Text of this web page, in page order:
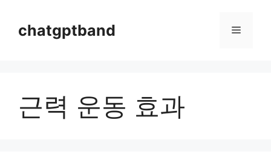
chatgptband 메
근력 운동 효과